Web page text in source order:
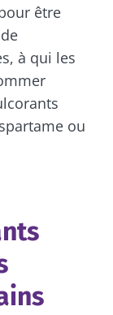
être
à qui les
ou